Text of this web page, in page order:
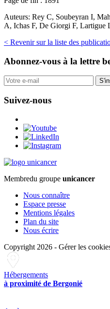
Auteurs: Rey C, Soubeyran I,
A, Ichas F, De Giorgi F, Lartigue
< Revenir sur la liste des
Abonnez-vous à la lettre
Suivez-nous
Membredu groupe unicancer
Nous connaître
Espace presse
Mentions légales
Plan du site
Nous écrire
Copyright 2026 - Gérer les
Hébergements
à proximité de Bergonié